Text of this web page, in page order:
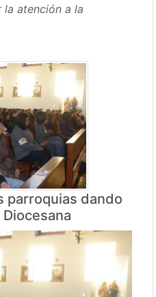
atención a la
parroquias dando